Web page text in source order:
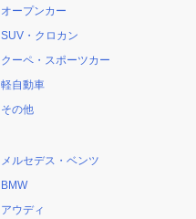
オープンカー
SUV・クロカン
クーペ・スポーツカー
軽自動車
その他
メルセデス・ベンツ
BMW
アウディ